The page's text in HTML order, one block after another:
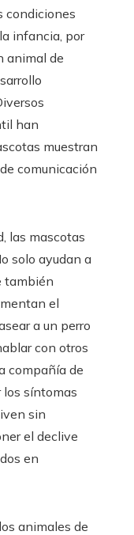
condiciones
infancia, por
animal de
han
muestran
comunicación
las mascotas
solo ayudan a
también
el
a un perro
con otros
compañía de
los síntomas
sin
el declive
en
animales de